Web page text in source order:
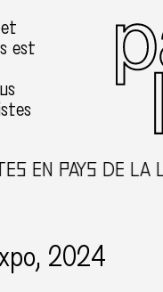
est
EN PAYS DE LA
2024